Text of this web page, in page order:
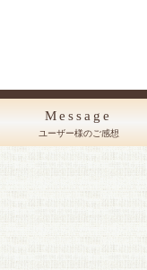
Message
ユーザー様のご感想